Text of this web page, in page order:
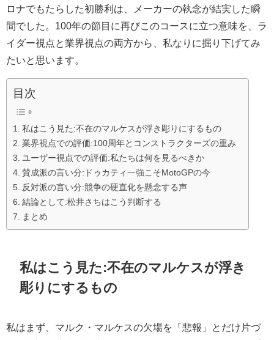
ロナでもたらした初勝利は、メーカーの執念が結実した瞬
間でした。100年の節目に再びこのコースに立つ意味を、ラ
イダー視点と業界視点の両方から、私なりに掘り下げてみ
たいと思います。
目次
私はこう見た:不在のマルケスが浮き彫りにするもの
業界視点での評価:100周年とコンストラクターズの重み
ユーザー視点での評価:私たちは何を見るべきか
賛成派の言い分:ドゥカティ一強こそMotoGPの今
反対派の言い分:競争の硬直化を懸念する声
結論として:松井さちはこう判断する
まとめ
私はこう見た:不在のマルケスが浮き
彫りにするもの
私はまず、マルク・マルケスの欠場を「悲報」とだけ片づ